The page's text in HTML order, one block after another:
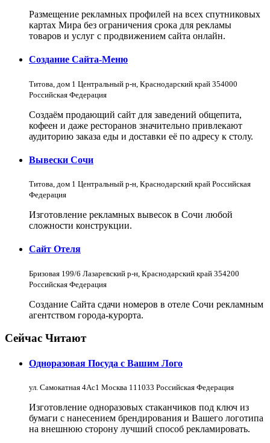
Размещение рекламных профилей на всех спутниковых
картах Мира без ограничения срока для рекламы
товаров и услуг с продвижением сайта онлайн.
Создание Сайта-Меню
Титова, дом 1 Центральный р-н, Краснодарский край 354000
Российская Федерация
Создаём продающий сайт для заведений общепита,
кофеен и даже ресторанов значительно привлекают
аудиторию заказа еды и доставки её по адресу к столу.
Вывески Сочи
Титова, дом 1 Центральный р-н, Краснодарский край Российская
Федерация
Изготовление рекламных вывесок в Сочи любой
сложности конструкции.
Сайт Отеля
Бризовая 199/6 Лазаревский р-н, Краснодарский край 354200
Российская Федерация
Создание Сайта сдачи номеров в отеле Сочи рекламным
агентством города-курорта.
Сейчас Читают
Одноразовая Посуда с Вашим Лого
ул. Самокатная 4Ас1 Москва 111033 Российская Федерация
Изготовление одноразовых стаканчиков под ключ из
бумаги с нанесением брендирования и Вашего логотипа
на внешнюю сторону лучший способ рекламировать.